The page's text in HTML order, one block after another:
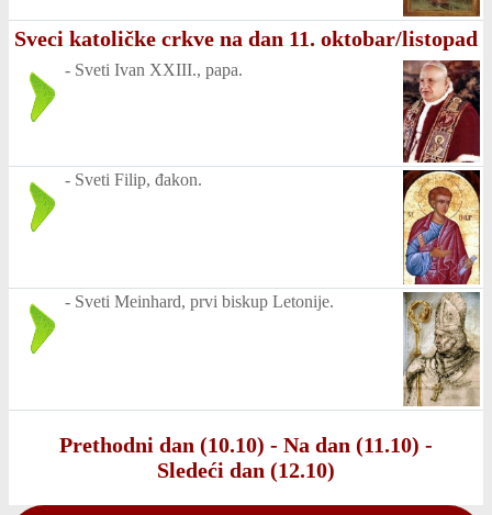
Sveci katoličke crkve na dan 11. oktobar/listopad
- Sveti Ivan XXIII., papa.
- Sveti Filip, đakon.
- Sveti Meinhard, prvi biskup Letonije.
Prethodni dan (10.10) - Na dan (11.10) -
Sledeći dan (12.10)